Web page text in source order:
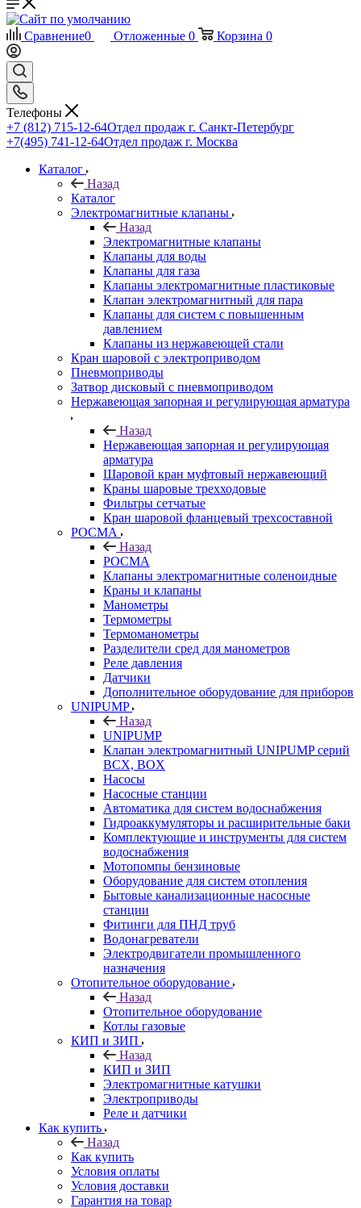
Сравнение0 Отложенные 0 Корзина 0
Телефоны
+7 (812) 715-12-64Отдел продаж г. Санкт-Петербург
+7(495) 741-12-64Отдел продаж г. Москва
Каталог
Назад
Каталог
Электромагнитные клапаны
Назад
Электромагнитные клапаны
Клапаны для воды
Клапаны для газа
Клапаны электромагнитные пластиковые
Клапан электромагнитный для пара
Клапаны для систем с повышенным
давлением
Клапаны из нержавеющей стали
Кран шаровой с электроприводом
Пневмоприводы
Затвор дисковый с пневмоприводом
Нержавеющая запорная и регулирующая арматура
Назад
Нержавеющая запорная и регулирующая
арматура
Шаровой кран муфтовый нержавеющий
Краны шаровые трехходовые
Фильтры сетчатые
Кран шаровой фланцевый трехсоставной
РОСМА
Назад
РОСМА
Клапаны электромагнитные соленоидные
Краны и клапаны
Манометры
Термометры
Термоманометры
Разделители сред для манометров
Реле давления
Датчики
Дополнительное оборудование для приборов
UNIPUMP
Назад
UNIPUMP
Клапан электромагнитный UNIPUMP серий
BCX, BOX
Насосы
Насосные станции
Автоматика для систем водоснабжения
Гидроаккумуляторы и расширительные баки
Комплектующие и инструменты для систем
водоснабжения
Мотопомпы бензиновые
Оборудование для систем отопления
Бытовые канализационные насосные
станции
Фитинги для ПНД труб
Водонагреватели
Электродвигатели промышленного
назначения
Отопительное оборудование
Назад
Отопительное оборудование
Котлы газовые
КИП и ЗИП
Назад
КИП и ЗИП
Электромагнитные катушки
Электроприводы
Реле и датчики
Как купить
Назад
Как купить
Условия оплаты
Условия доставки
Гарантия на товар